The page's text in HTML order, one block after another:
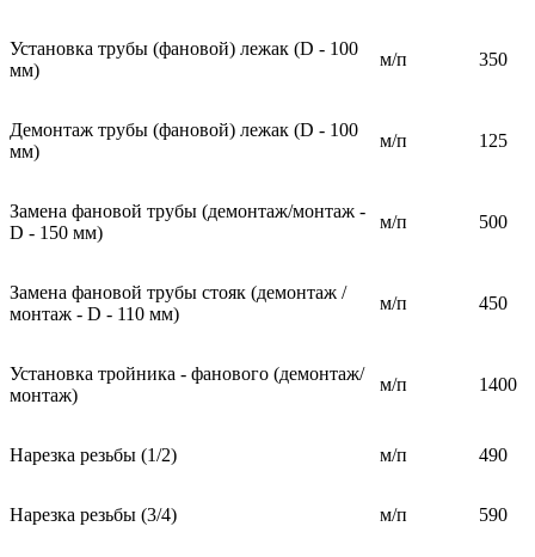
Установка трубы (фановой) лежак (D - 100
мм)
м/п 350
Демонтаж трубы (фановой) лежак (D - 100
мм)
м/п 125
Замена фановой трубы (демонтаж/монтаж -
D - 150 мм)
м/п 500
Замена фановой трубы стояк (демонтаж /
монтаж - D - 110 мм)
м/п 450
Установка тройника - фанового (демонтаж/
монтаж)
м/п 1400
Нарезка резьбы (1/2) м/п 490
Нарезка резьбы (3/4) м/п 590